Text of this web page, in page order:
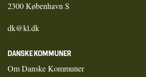
2300 København S
dk@kl.dk
DANSKE KOMMUNER
Om Danske Kommuner